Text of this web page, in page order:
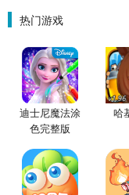
热门游戏
迪士尼魔法涂
色完整版
哈